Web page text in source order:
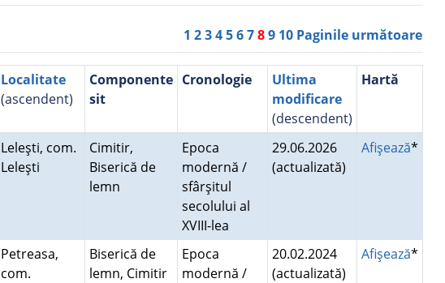
1 23456789 10 Paginile următoare
Localitate
(ascendent)
Componente
sit
Cronologie
Ultima
modificare
(descendent)
Hartă
Leleşti, com.
Leleşti
Cimitir,
Biserică de
lemn
Epoca
modernă /
sfârşitul
secolului al
XVIII-lea
29.06.2026
(actualizată)
Afişează*
Petreasa,
com.
Biserică de
lemn, Cimitir
Epoca
modernă /
20.02.2024
(actualizată)
Afişează*